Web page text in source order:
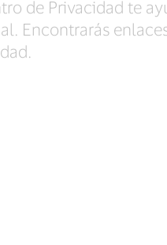
de Privacidad te
Encontrarás